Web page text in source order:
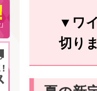
ワ
切り